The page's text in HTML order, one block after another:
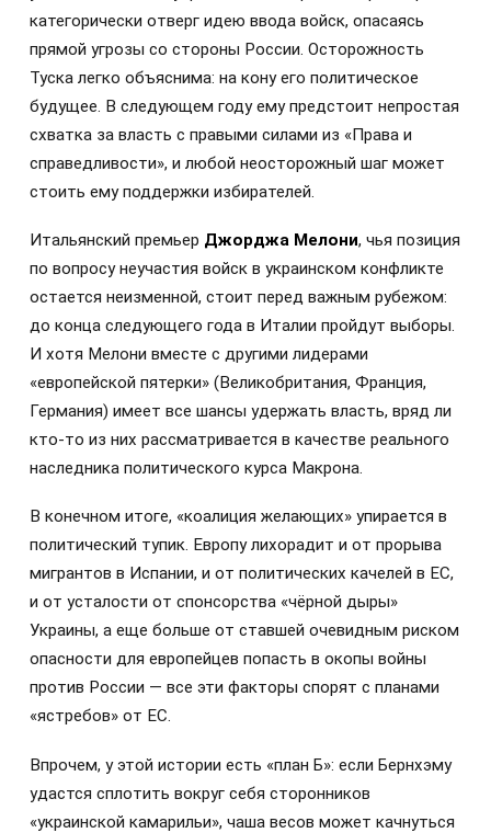
категорически отверг идею ввода войск, опасаясь
прямой угрозы со стороны России. Осторожность
Туска легко объяснима: на кону его политическое
будущее. В следующем году ему предстоит непростая
схватка за власть с правыми силами из «Права и
справедливости», и любой неосторожный шаг может
стоить ему поддержки избирателей.
Итальянский премьер Джорджа Мелони, чья позиция
по вопросу неучастия войск в украинском конфликте
остается неизменной, стоит перед важным рубежом:
до конца следующего года в Италии пройдут выборы.
И хотя Мелони вместе с другими лидерами
«европейской пятерки» (Великобритания, Франция,
Германия) имеет все шансы удержать власть, вряд ли
кто-то из них рассматривается в качестве реального
наследника политического курса Макрона.
В конечном итоге, «коалиция желающих» упирается в
политический тупик. Европу лихорадит и от прорыва
мигрантов в Испании, и от политических качелей в ЕС,
и от усталости от спонсорства «чёрной дыры»
Украины, а еще больше от ставшей очевидным риском
опасности для европейцев попасть в окопы войны
против России — все эти факторы спорят с планами
«ястребов» от ЕС.
Впрочем, у этой истории есть «план Б»: если Бернхэму
удастся сплотить вокруг себя сторонников
«украинской камарильи», чаша весов может качнуться